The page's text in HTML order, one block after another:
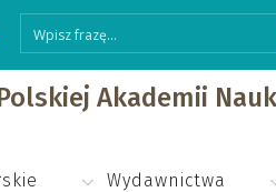
Akademii Nauk
Wydawnictwa